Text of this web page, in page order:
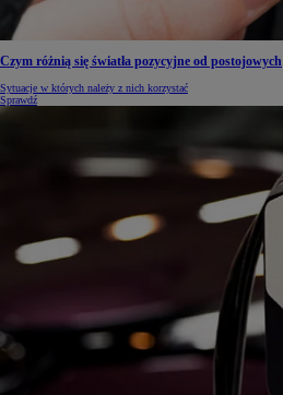
Czym różnią się światła pozycyjne od postojowych
Sytuacje w których należy z nich korzystać
Sprawdź